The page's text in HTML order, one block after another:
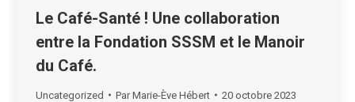
Le Café-Santé ! Une collaboration
entre la Fondation SSSM et le Manoir
du Café.
Uncategorized ParMarie-Ève Hébert 20 octobre 2023